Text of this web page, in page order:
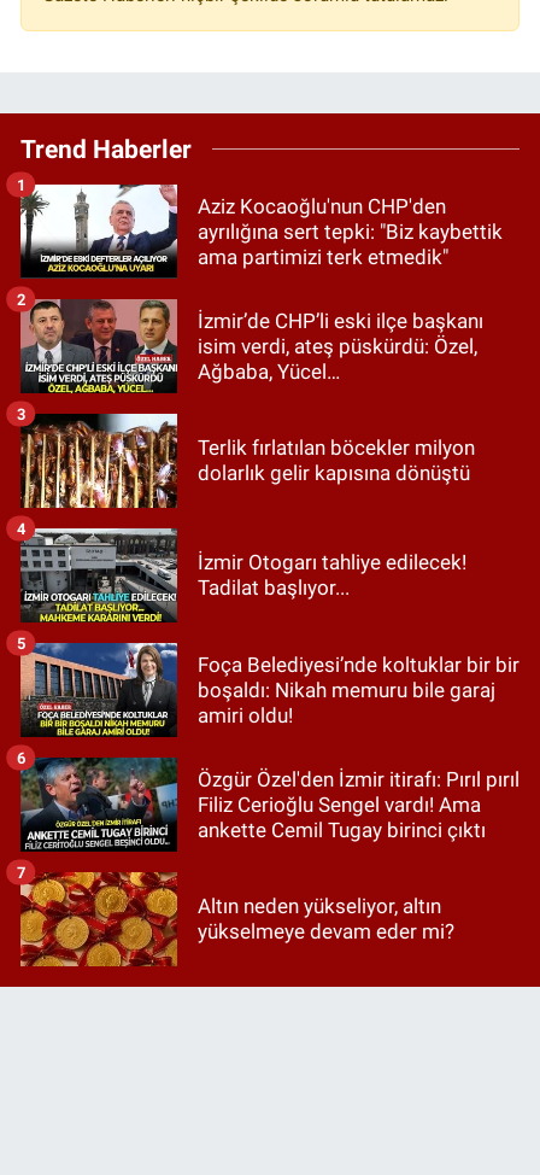
Trend Haberler
Aziz Kocaoğlu'nun CHP'den
ayrılığına sert tepki: "Biz kaybettik
ama partimizi terk etmedik"
1
İzmir’de CHP’li eski ilçe başkanı
isim verdi, ateş püskürdü: Özel,
Ağbaba, Yücel…
2
Terlik fırlatılan böcekler milyon
dolarlık gelir kapısına dönüştü
3
İzmir Otogarı tahliye edilecek!
Tadilat başlıyor...
4
Foça Belediyesi’nde koltuklar bir bir
boşaldı: Nikah memuru bile garaj
amiri oldu!
5
Özgür Özel'den İzmir itirafı: Pırıl pırıl
Filiz Cerioğlu Sengel vardı! Ama
ankette Cemil Tugay birinci çıktı
6
Altın neden yükseliyor, altın
yükselmeye devam eder mi?
7